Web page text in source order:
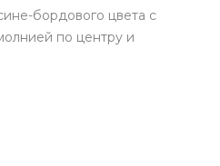
бордового цвета с
по центру и